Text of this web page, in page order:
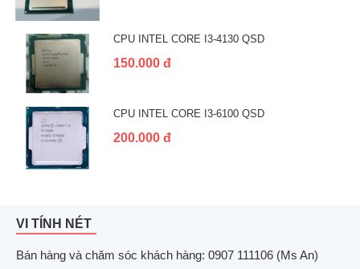
CPU INTEL CORE I3-4130 QSD
150.000 đ
CPU INTEL CORE I3-6100 QSD
200.000 đ
VI TÍNH NÉT
Bán hàng và chăm sóc khách hàng: 0907 111106 (Ms An)